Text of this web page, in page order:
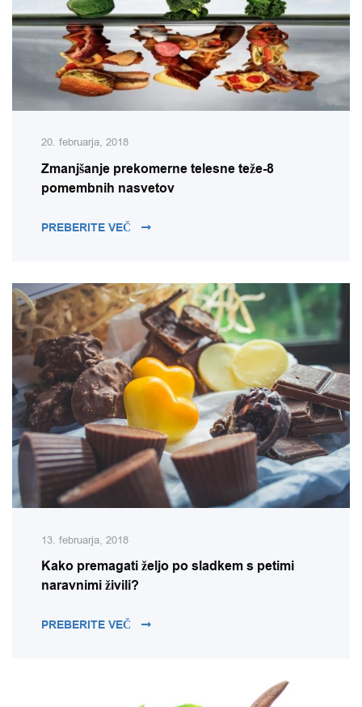
20. februarja, 2018
Zmanjšanje prekomerne telesne teže-8
pomembnih nasvetov
PREBERITE VEČ ZMANJŠANJE PREKOMERNE TELESNE
13. februarja, 2018
Kako premagati željo po sladkem s petimi
naravnimi živili?
PREBERITE VEČ KAKO PREMAGATI ŽELJO PO